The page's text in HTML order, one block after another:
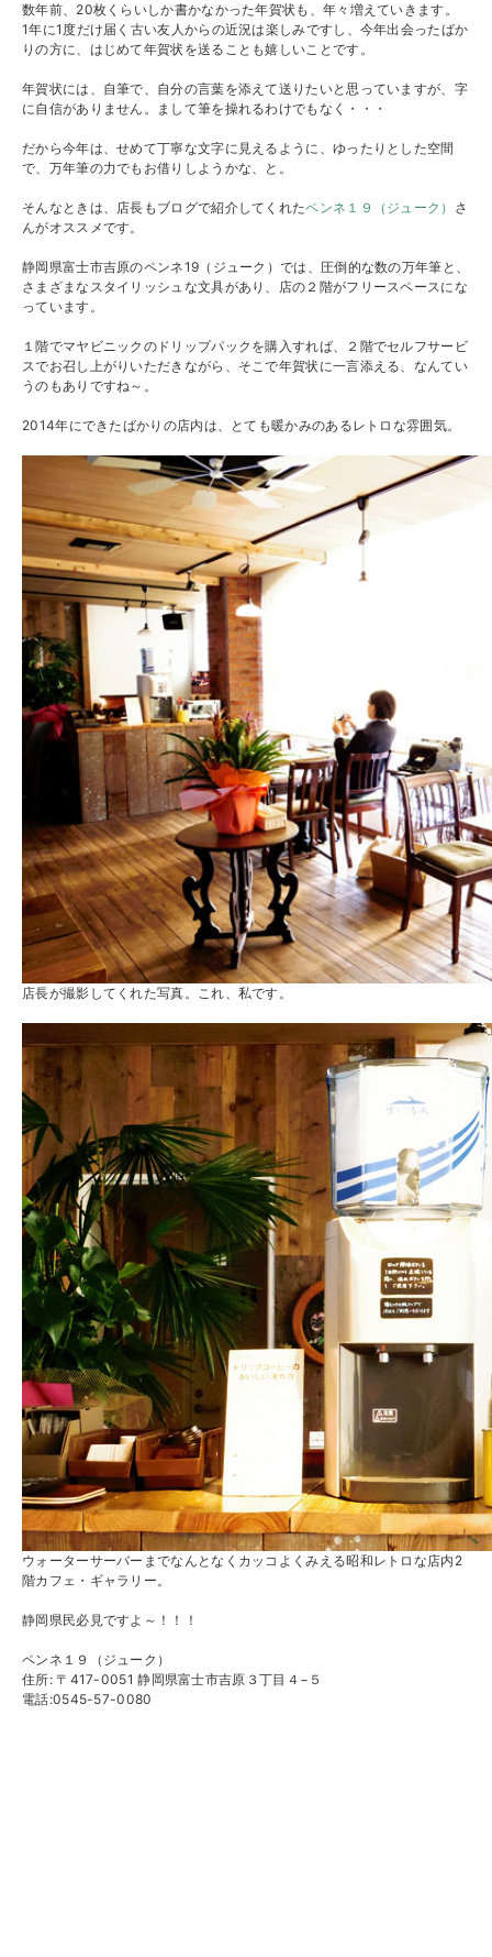
数年前、20枚くらいしか書かなかった年賀状も、年々増えていきます。
1年に1度だけ届く古い友人からの近況は楽しみですし、今年出会ったばか
りの方に、はじめて年賀状を送ることも嬉しいことです。
年賀状には、自筆で、自分の言葉を添えて送りたいと思っていますが、字
に自信がありません。まして筆を操れるわけでもなく・・・
だから今年は、せめて丁寧な文字に見えるように、ゆったりとした空間
で、万年筆の力でもお借りしようかな、と。
そんなときは、店長もブログで紹介してくれたペンネ１９（ジューク） さ
んがオススメです。
静岡県富士市吉原のペンネ19（ジューク）では、圧倒的な数の万年筆と、
さまざまなスタイリッシュな文具があり、店の２階がフリースペースにな
っています。
１階でマヤビニックのドリップパックを購入すれば、２階でセルフサービ
スでお召し上がりいただきながら、そこで年賀状に一言添える、なんてい
うのもありですね～。
2014年にできたばかりの店内は、とても暖かみのあるレトロな雰囲気。
店長が撮影してくれた写真。これ、私です。
ウォーターサーバーまでなんとなくカッコよくみえる昭和レトロな店内2
階カフェ・ギャラリー。
静岡県民必見ですよ～！！！
ペンネ１９（ジューク）
住所: 〒417-0051 静岡県富士市吉原３丁目４−５
電話:0545-57-0080